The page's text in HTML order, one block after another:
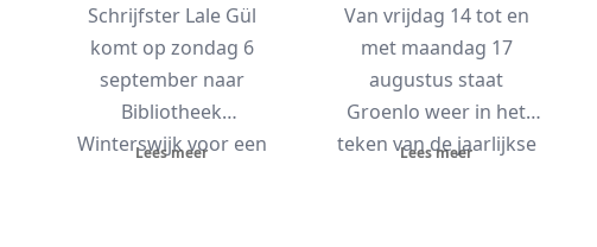
Schrijfster Lale Gül
komt op zondag 6
september naar
Bibliotheek
Winterswijk voor een
Lees meer
Van vrijdag 14 tot en
met maandag 17
augustus staat
Groenlo weer in het
teken van de jaarlijkse
Lees meer